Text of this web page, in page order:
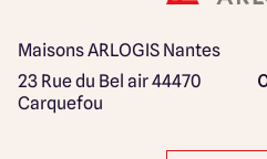
Maisons ARLOGIS Nantes
23 Rue du Bel air44470
Carquefou